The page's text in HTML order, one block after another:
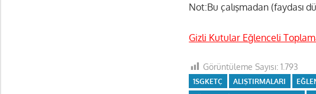
Not:Bu çalışmadan (faydası
Gizli Kutular Eğlenceli
Görüntüleme Sayısı: 1.793
1SGKETÇ ALIŞTIRMALARI